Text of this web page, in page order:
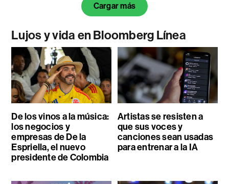
Cargar más
Lujos y vida en Bloomberg Línea
De los vinos a la música:
los negocios y
empresas de De la
Espriella, el nuevo
presidente de Colombia
Artistas se resisten a
que sus voces y
canciones sean usadas
para entrenar a la IA